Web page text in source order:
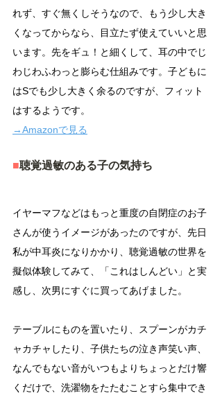
れず、すぐ無くしそうなので、もう少し大き
くなってからなら、目立たず使えていいと思
います。先をギュ！と細くして、耳の中でじ
わじわふわっと膨らむ仕組みです。子どもに
はSでも少し大きく余るのですが、フィット
はするようです。
→Amazonで見る
■聴覚過敏のある子の気持ち
イヤーマフなどはもっと重度の自閉症のお子
さんが使うイメージがあったのですが、先日
私が中耳炎になりかかり、聴覚過敏の世界を
擬似体験してみて、「これはしんどい」と実
感し、次男にすぐに買ってあげました。
テーブルにものを置いたり、スプーンがカチ
ャカチャしたり、子供たちの泣き声笑い声、
なんでもない音がいつもよりちょっとだけ響
くだけで、洗濯物をたたむことすら集中でき